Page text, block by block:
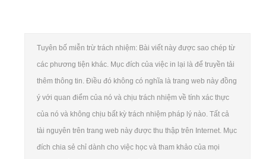
Tuyên bố miễn trừ trách nhiệm: Bài viết này được sao chép từ
các phương tiện khác. Mục đích của việc in lại là để truyền tải
thêm thông tin. Điều đó không có nghĩa là trang web này đồng
ý với quan điểm của nó và chịu trách nhiệm về tính xác thực
của nó và không chịu bất kỳ trách nhiệm pháp lý nào. Tất cả
tài nguyên trên trang web này được thu thập trên Internet. Mục
đích chia sẻ chỉ dành cho việc học và tham khảo của mọi